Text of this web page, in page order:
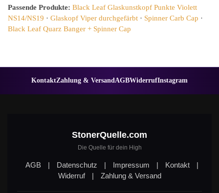
Passende Produkte: Black Leaf Glaskunstkopf Punkte Violett
NS14/NS19 · Glaskopf Viper durchgefärbt · Spinner Carb Cap ·
Black Leaf Quarz Banger + Spinner Cap
KontaktZahlung & VersandAGBWiderrufInstagram
StonerQuelle.com
Die Quelle für dein High
AGB | Datenschutz | Impressum | Kontakt
|
Widerruf
| Zahlung & Versand